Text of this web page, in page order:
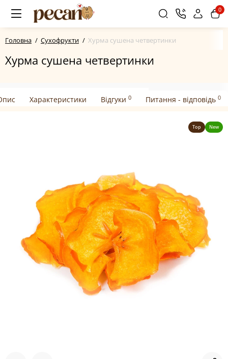
0
Головна Сухофрукти Хурма сушена четвертинки
Хурма сушена четвертинки
Характеристики Відгуки 0 Питання - відповідь 0
Top New